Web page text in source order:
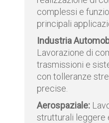
complessi e
principali
Industria
Lavorazione di
trasmissioni e
con tolleranze
precise.
Aerospaziale:
strutturali leggere